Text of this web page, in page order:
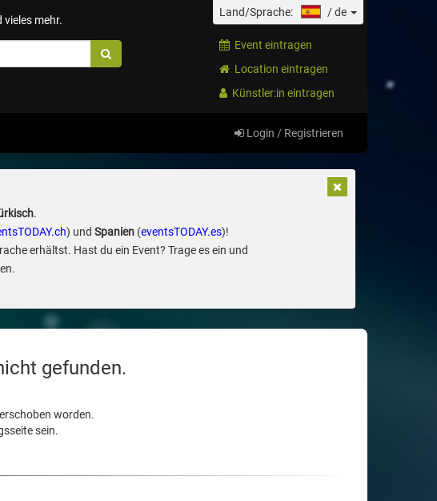
vieles mehr.
Land/Sprache: /de
Event eintragen
Location eintragen
Künstler:in eintragen
Login / Registrieren
.
) und Spanien(eventsTODAY.es)!
erhältst. Hast du ein Event? Trage es ein und
gefunden.
worden.
sein.